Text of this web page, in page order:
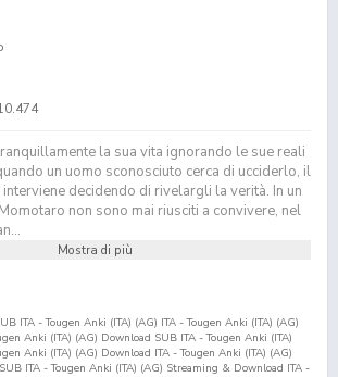
la sua vita ignorando le sue reali
un uomo sconosciuto cerca di ucciderlo, il
decidendo di rivelargli la verità. In un
non sono mai riusciti a convivere, nel
Mostra di più
ITA - Tougen Anki (ITA) (AG) ITA - Tougen Anki (ITA) (AG)
Anki (ITA) (AG) Download SUB ITA - Tougen Anki (ITA)
Anki (ITA) (AG) Download ITA - Tougen Anki (ITA) (AG)
ITA - Tougen Anki (ITA) (AG) Streaming & Download ITA -